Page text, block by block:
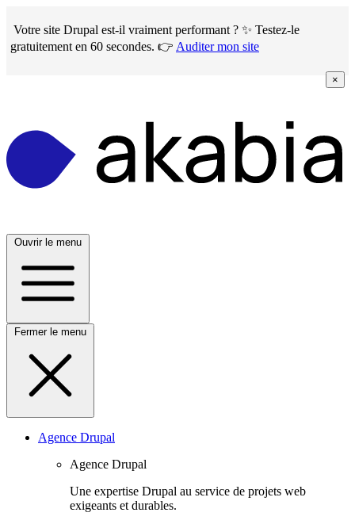
to
main
content
Votre site Drupal est-il vraiment performant ? ✨ Testez-le
gratuitement en 60 secondes. 👉 Auditer mon site
×
Ouvrir le menu
Fermer le menu
Agence Drupal
Agence Drupal
Une expertise Drupal au service de projets web
exigeants et durables.